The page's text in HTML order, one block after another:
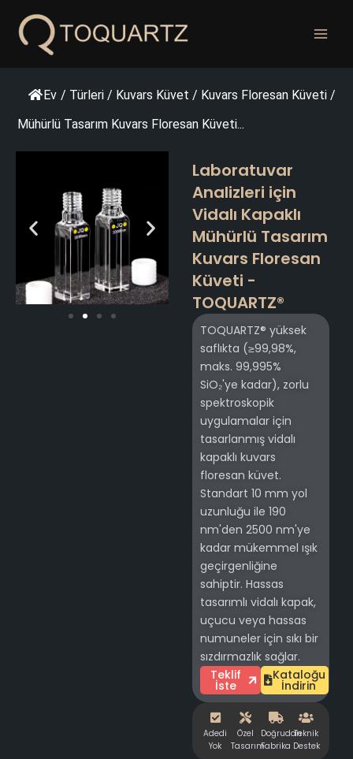
geç
Ev / Türleri / Kuvars Küvet / Kuvars Floresan Küveti /
Mühürlü Tasarım Kuvars Floresan Küveti...
Laboratuvar
Analizleri için
Vidalı Kapaklı
Mühürlü Tasarım
Kuvars Floresan
Küveti -
TOQUARTZ®
TOQUARTZ® yüksek
saflıkta (≥99,98%,
maks. 99,995%
SiO₂'ye kadar), zorlu
spektroskopik
uygulamalar için
tasarlanmış vidalı
kapaklı kuvars
floresan küvet.
Standart 10 mm yol
uzunluğu ile 190
nm'den 2500 nm'ye
kadar mükemmel ışık
geçirgenliğine
sahiptir. Hassas
tasarımlı vidalı kapak,
uçucu veya hassas
numuneler için sıkı bir
sızdırmazlık sağlar.
Teklif
İste
Kataloğu
İndirin
Adedi
Yok
Özel
Tasarım
Doğrudan
Fabrika
Teknik
Destek